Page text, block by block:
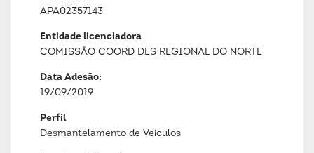
APA02357143
Entidade licenciadora
COMISSÃO COORD DES REGIONAL DO NORTE
Data Adesão:
19/09/2019
Perfil
Desmantelamento de Veículos